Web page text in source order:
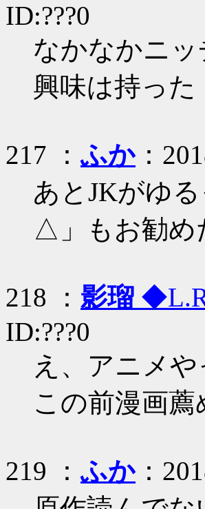
ID:???0
なかなかニッ
興味は持った
217 ：ふか：
あとJKがゆ
△」もお勧め
218 ： 影瑠
ID:???0
え、アニメ
この前漫画
219 ：ふか：